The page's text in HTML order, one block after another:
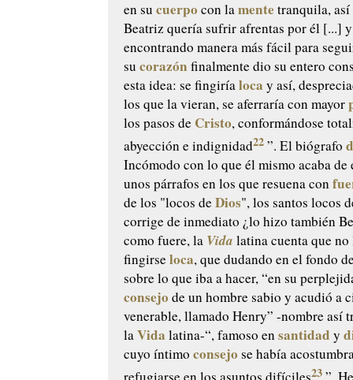
en sucuerpo con lamente tranquila, así
Beatriz quería sufrir afrentas por él [...]
encontrando manera más fácil para
sucorazón finalmente dio su entero
esta idea: se fingiríaloca y así,
los que la vieran, se aferraría con mayor
los pasos de Cristo, conformándose
abyección e indignidad22”. El biógrafo
Incómodo con lo que él mismo acaba de
unos párrafos en los que resuena con
de los "locos deDios", los santos locos
corrige de inmediato ¿lo hizo también
como fuere, la Vida latina cuenta que
fingirseloca, que dudando en el fondo
sobre lo que iba a hacer, “en su
consejo de un hombre sabio y acudió a
venerable, llamado Henry” -nombre así
laVida latina-“, famoso ensantidad y
cuyo íntimoconsejo se había
23